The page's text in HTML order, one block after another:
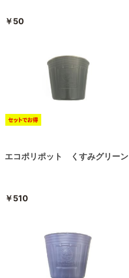
￥50
エコポリポット くすみグリーン
￥510